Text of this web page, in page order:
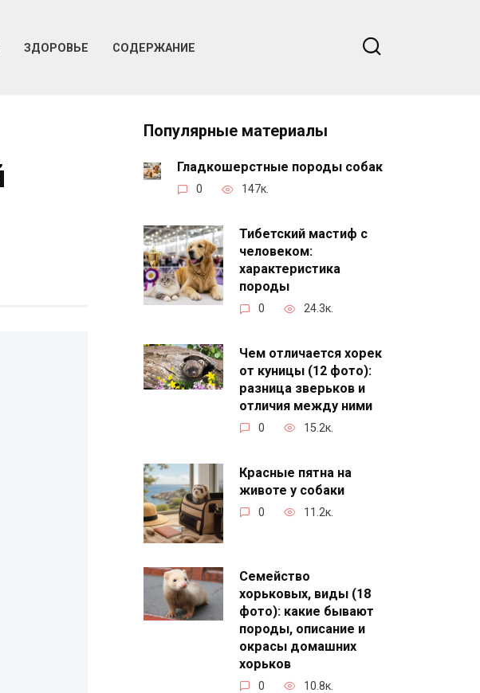
ЗДОРОВЬЕ СОДЕРЖАНИЕ
Популярные материалы
Гладкошерстные породы собак
0 147к.
Тибетский мастиф с
человеком:
характеристика
породы
0 24.3к.
Чем отличается хорек
от куницы (12 фото):
разница зверьков и
отличия между ними
0 15.2к.
Красные пятна на
животе у собаки
0 11.2к.
Семейство
хорьковых, виды (18
фото): какие бывают
породы, описание и
окрасы домашних
хорьков
0 10.8к.